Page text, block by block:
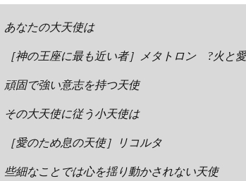
あなたの大天使は
［神の王座に最も近い者］メタトロン ?火と
頑固で強い意志を持つ天使
その大天使に従う小天使は
［愛のため息の天使］リコルタ
些細なことでは心を揺り動かされない天使